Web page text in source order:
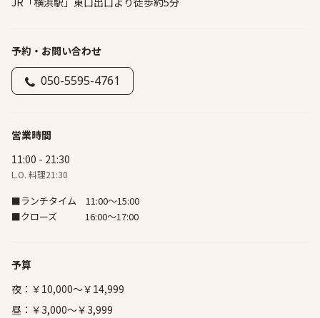
予約・お問い合わせ
050-5595-4761
営業時間
11:00 - 21:30
L.O. 料理21:30
■ランチタイム 11:00～15:00
■クローズ 16:00～17:00
予算
夜：￥10,000～￥14,999
昼：￥3,000～￥3,999